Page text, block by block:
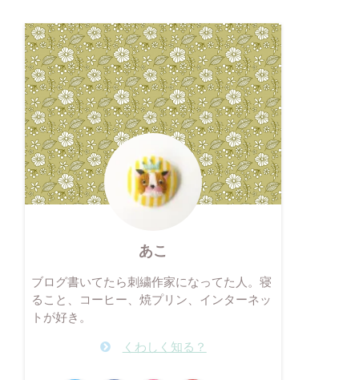
あこ
ブログ書いてたら刺繍作家になってた人。寝
ること、コーヒー、焼プリン、インターネッ
トが好き。
くわしく知る？